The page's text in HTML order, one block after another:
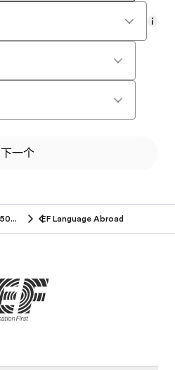
下一个
EF Language Abroad (50+ years) EF Language Abroad